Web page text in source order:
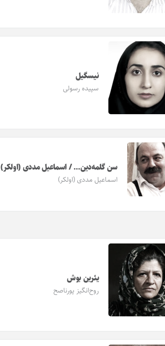
نیسگیل
سپیده رسولی
سن گلمه‌دین… / اسماعیل مددی (اولکر)
اسماعیل مددی (اولکر)
یئرین بوش
روح‌انگیز پورناصح